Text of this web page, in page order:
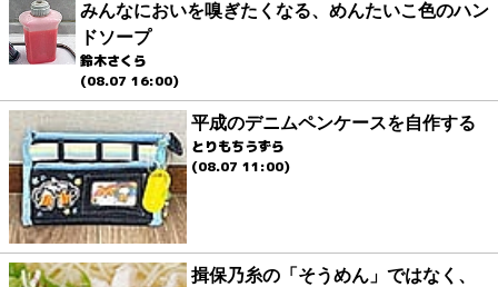
みんなにおいを嗅ぎたくなる、めんたいこ色のハン
ドソープ
鈴木さくら
(08.07 16:00)
平成のデニムペンケースを自作する
とりもちうずら
(08.07 11:00)
揖保乃糸の「そうめん」ではなく、